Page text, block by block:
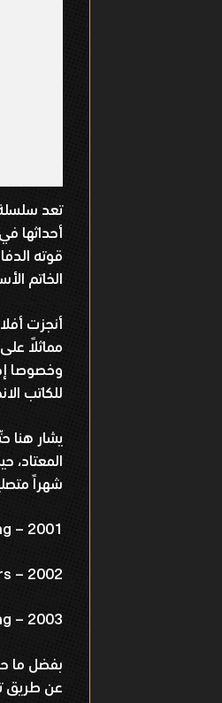
تعد
أحداثها
قوته
الخاتم
أنجزت
مماثلاً
وخصوصا
للكاتب
شهراً
– 2001
– 2002
– 2003
بفضل ما
عن طريق